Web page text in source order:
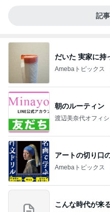
記
だいた 実家に持
Amebaトピックス
朝のルーティン
渡辺美奈代オフィ
アートの切り口
Amebaトピックス
こんな時代が来